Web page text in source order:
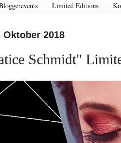
Limited Editions
Oktober 2018
Schmidt"